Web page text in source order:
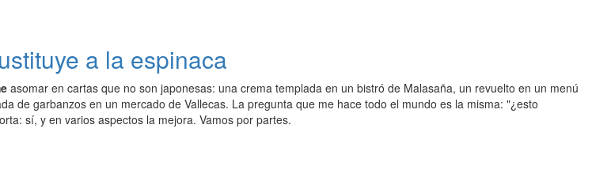
a la espinaca
asomar en cartas que no son japonesas: una crema templada en un bistró de Malasaña, un revuelto en un menú
de garbanzos en un mercado de Vallecas. La pregunta que me hace todo el mundo es la misma: "¿esto
sí, y en varios aspectos la mejora. Vamos por partes.